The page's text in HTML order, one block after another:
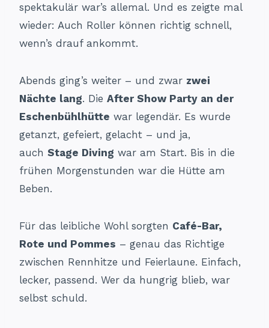
spektakulär war’s allemal. Und es zeigte mal
wieder: Auch Roller können richtig schnell,
wenn’s drauf ankommt.
Abends ging’s weiter – und zwar zwei
Nächte lang. Die After Show Party an der
Eschenbühlhütte war legendär. Es wurde
getanzt, gefeiert, gelacht – und ja,
auch Stage Diving war am Start. Bis in die
frühen Morgenstunden war die Hütte am
Beben.
Für das leibliche Wohl sorgten Café-Bar,
Rote und Pommes – genau das Richtige
zwischen Rennhitze und Feierlaune. Einfach,
lecker, passend. Wer da hungrig blieb, war
selbst schuld.